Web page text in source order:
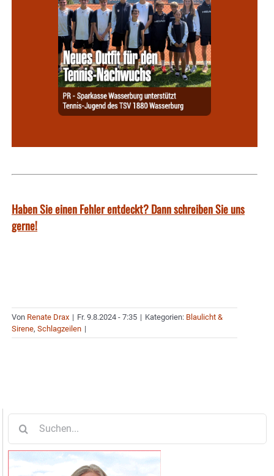
Haben Sie einen Fehler entdeckt? Dann schreiben Sie uns
gerne!
Von Renate Drax | Fr. 9.8.2024 - 7:35 | Kategorien: Blaulicht &
Sirene, Schlagzeilen |
nach: